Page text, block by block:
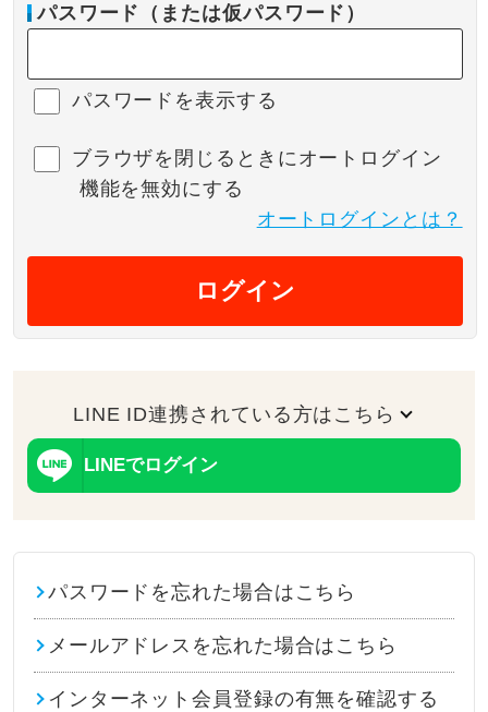
パスワード（または仮パスワード）
パスワードを表示する
ブラウザを閉じるときにオートログイン
機能を無効にする
オートログインとは？
ログイン
LINE ID連携されている方はこちら
LINEでログイン
パスワードを忘れた場合はこちら
メールアドレスを忘れた場合はこちら
インターネット会員登録の有無を確認する